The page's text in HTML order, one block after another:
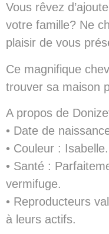
Vous rêvez
votre famille? Ne
plaisir de vous
Ce magnifique
trouver sa maison
A propos de
• Date de
• Couleur : Isabelle.
• Santé :
vermifuge.
• Reproducteurs
à leurs actifs.